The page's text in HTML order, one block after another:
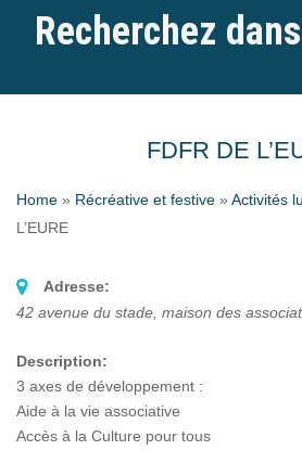
Recherchez
FDFR DE
Home » Récréative et festive » Activités
L’EURE
Adresse:
42 avenue du stade, maison des
Description:
3 axes de développement :
Aide à la vie associative
Accès à la Culture pour tous